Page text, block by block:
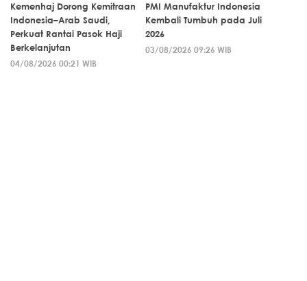
Kemenhaj Dorong Kemitraan
Indonesia–Arab Saudi,
Perkuat Rantai Pasok Haji
Berkelanjutan
04/08/2026 00:21 WIB
PMI Manufaktur Indonesia
Kembali Tumbuh pada Juli
2026
03/08/2026 09:26 WIB